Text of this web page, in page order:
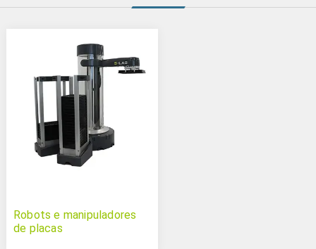
Robots e manipuladores
de placas